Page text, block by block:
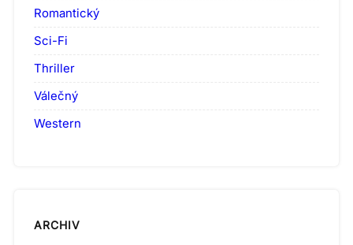
Romantický
Sci-Fi
Thriller
Válečný
Western
ARCHIV